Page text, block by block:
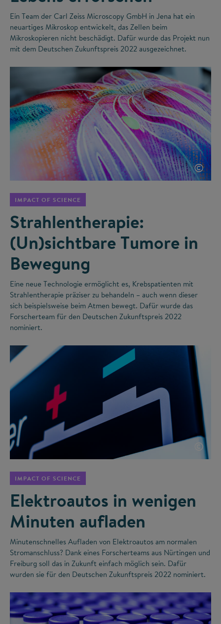
Ein Team der Carl Zeiss Microscopy GmbH in Jena hat ein
neuartiges Mikroskop entwickelt, das Zellen beim
Mikroskopieren nicht beschädigt. Dafür wurde das Projekt nun
mit dem Deutschen Zukunftspreis 2022 ausgezeichnet.
©
IMPACT OF SCIENCE
Strahlentherapie:
(Un)sichtbare Tumore in
Bewegung
Eine neue Technologie ermöglicht es, Krebspatienten mit
Strahlentherapie präziser zu behandeln – auch wenn dieser
sich beispielsweise beim Atmen bewegt. Dafür wurde das
Forscherteam für den Deutschen Zukunftspreis 2022
nominiert.
©
IMPACT OF SCIENCE
Elektroautos in wenigen
Minuten aufladen
Minutenschnelles Aufladen von Elektroautos am normalen
Stromanschluss? Dank eines Forscherteams aus Nürtingen und
Freiburg soll das in Zukunft einfach möglich sein. Dafür
wurden sie für den Deutschen Zukunftspreis 2022 nominiert.